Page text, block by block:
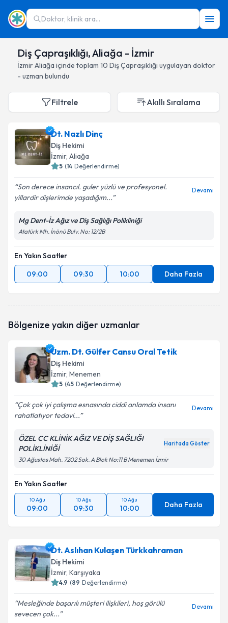
Doktor, klinik ara...
Diş Çapraşıklığı, Aliağa - İzmir
İzmirAliağa içinde toplam 10 Diş Çapraşıklığı uygulayan doktor
- uzman bulundu
Filtrele Akıllı Sıralama
Dt. Nazlı Dinç
Diş Hekimi
İzmir, Aliağa
5 (14 Değerlendirme)
Son derece insancıl. guler yüzlü ve profesyonel.
yillardir dişlerimde yaşadığım...
Devamı
Mg Dent-İz Ağız ve Diş Sağlığı Polikliniği
Atatürk Mh. İnönü Bulv. No: 12/2B
En Yakın Saatler
09:00
09:30 10:00 Daha Fazla
Bölgenize yakın diğer uzmanlar
Uzm. Dt. Gülfer Cansu Oral Tetik
Diş Hekimi
İzmir, Menemen
5 (45 Değerlendirme)
Çok çok iyi çalışma esnasında ciddi anlamda insanı
rahatlatıyor tedavi...
Devamı
ÖZEL CC KLİNİK AĞIZ VE DİŞ SAĞLIĞI
POLİKLİNİĞİ
Haritada Göster
30 Ağustos Mah. 7202 Sok. A Blok No:11 B Menemen İzmir
En Yakın Saatler
10 Ağu
09:00
10 Ağu
09:30
10 Ağu
10:00 Daha Fazla
Dt. Aslıhan Kulaşen Türkkahraman
Diş Hekimi
İzmir, Karşıyaka
4.9 (89 Değerlendirme)
Mesleğinde başarılı müşteri ilişkileri, hoş görülü
sevecen çok...
Devamı